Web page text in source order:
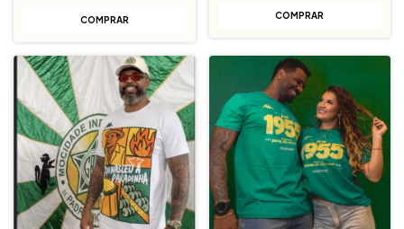
COMPRAR COMPRAR